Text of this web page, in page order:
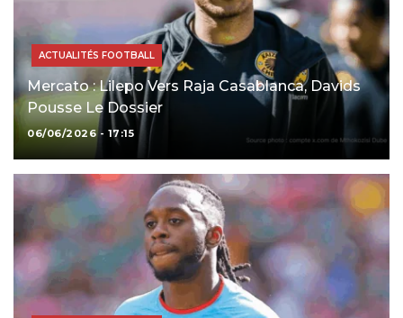
ACTUALITÉS FOOTBALL
Mercato : Lilepo Vers Raja Casablanca, Davids
Pousse Le Dossier
06/06/2026 - 17:15